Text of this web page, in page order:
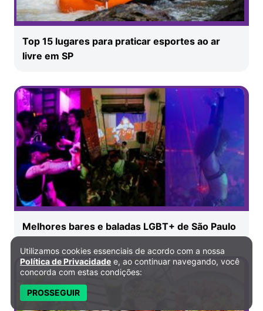
Top 15 lugares para praticar esportes ao ar
livre em SP
Melhores bares e baladas LGBT+ de São Paulo
Política de Privacidade e Cookies
Utilizamos cookies essenciais de acordo com a nossa
Política de Privacidade e, ao continuar navegando, você
concorda com estas condições:
PROSSEGUIR